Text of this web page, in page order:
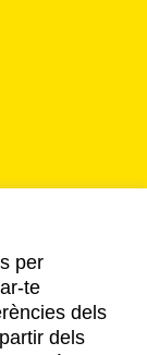
per
te
dels
dels